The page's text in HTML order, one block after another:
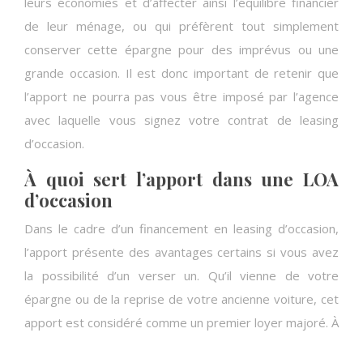
de leur ménage, ou qui préfèrent tout simplement
conserver cette épargne pour des imprévus ou une
grande occasion. Il est donc important de retenir que
l’apport ne pourra pas vous être imposé par l’agence
avec laquelle vous signez votre contrat de leasing
d’occasion.
À quoi sert l’apport dans une LOA
d’occasion
Dans le cadre d’un financement en leasing d’occasion,
l’apport présente des avantages certains si vous avez
la possibilité d’un verser un. Qu’il vienne de votre
épargne ou de la reprise de votre ancienne voiture, cet
apport est considéré comme un premier loyer majoré. À